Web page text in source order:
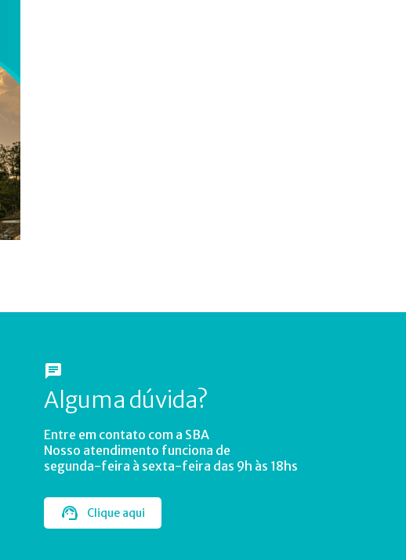
Alguma dúvida?
Entre em contato com a SBA
Nosso atendimento funciona de
segunda-feira à sexta-feira das 9h às 18hs
Clique aqui